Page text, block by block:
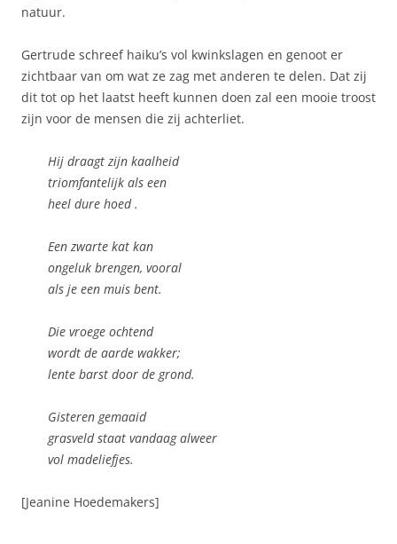
natuur.
Gertrude schreef haiku’s vol kwinkslagen en genoot er
zichtbaar van om wat ze zag met anderen te delen. Dat zij
dit tot op het laatst heeft kunnen doen zal een mooie troost
zijn voor de mensen die zij achterliet.
Hij draagt zijn kaalheid
triomfantelijk als een
heel dure hoed .
Een zwarte kat kan
ongeluk brengen, vooral
als je een muis bent.
Die vroege ochtend
wordt de aarde wakker;
lente barst door de grond.
Gisteren gemaaid
grasveld staat vandaag alweer
vol madeliefjes.
[Jeanine Hoedemakers]